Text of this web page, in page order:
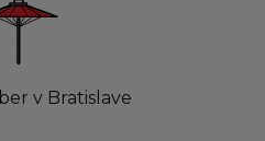
v Bratislave